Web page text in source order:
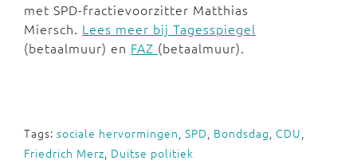
met SPD-fractievoorzitter Matthias
Miersch. Lees meer bij Tagesspiegel
(betaalmuur) en FAZ (betaalmuur).
Tags: sociale hervormingen, SPD, Bondsdag, CDU,
Friedrich Merz, Duitse politiek